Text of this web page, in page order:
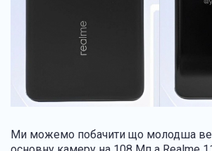
Ми можемо побачити що молодша